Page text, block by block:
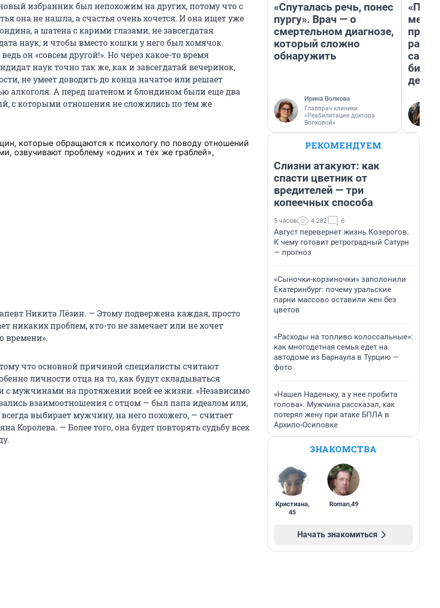
избранник был непохожим на других, потому что с
она не нашла, а счастья очень хочется. И она ищет уже
а шатена с карими глазами, не завсегдатая
наук, и чтобы вместо кошки у него был хомячок.
он «совсем другой!». Но через какое-то время
наук точно так же, как и завсегдатай вечеринок,
не умеет доводить до конца начатое или решает
алкоголя. А перед шатеном и блондином были еще два
с которыми отношения не сложились по тем же
которые обращаются к психологу по поводу отношений
озвучивают проблему «одних и тех же граблей»,
Никита Лёзин. — Этому подвержена каждая, просто
никаких проблем, кто-то не замечает или не хочет
времени».
что основной причиной специалисты считают
личности отца на то, как будут складываться
с мужчинами на протяжении всей ее жизни. «Независимо
взаимоотношения с отцом — был папа идеалом или,
выбирает мужчину, на него похожего, — считает
Королева. — Более того, она будет повторять судьбу всех
«Спуталась речь, понес
пургу». Врач — о
смертельном диагнозе,
который сложно
обнаружить
Ирина Волкова
Главврач клиники
«Реабилитация доктора
Волковой»
РЕКОМЕНДУЕМ
Слизни атакуют: как
спасти цветник от
вредителей — три
копеечных способа
5 часов 4 282 6
Август перевернет жизнь Козерогов.
К чему готовит ретроградный Сатурн
— прогноз
«Сыночки-корзиночки» заполонили
Екатеринбург: почему уральские
парни массово оставили жен без
цветов
«Расходы на топливо колоссальные»:
как многодетная семья едет на
автодоме из Барнаула в Турцию —
фото
«Нашел Наденьку, а у нее пробита
голова». Мужчина рассказал, как
потерял жену при атаке БПЛА в
Архипо-Осиповке
ЗНАКОМСТВА
Кристиана,
45
Roman,49
Начать знакомиться